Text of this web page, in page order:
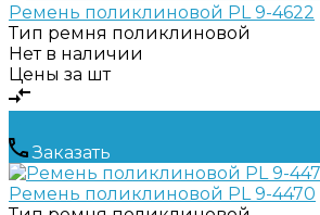
Ремень поликлиновой PL 9-4622
Тип ремня поликлиновой
Нет в наличии
Цены за шт
Заказать
Ремень поликлиновой PL 9-4470